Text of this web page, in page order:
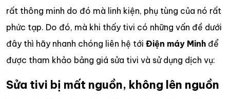
rất thông minh do đó mà linh kiện, phụ tùng của nó rất
phức tạp. Do đó, mà khi thấy tivi có những vấn đề dưới
đây thì hãy nhanh chóng liên hệ tới Điện máy Minh để
được tham khảo bảng giá sửa tivi và sử dụng dịch vụ:
Sửa tivi bị mất nguồn, không lên nguồn